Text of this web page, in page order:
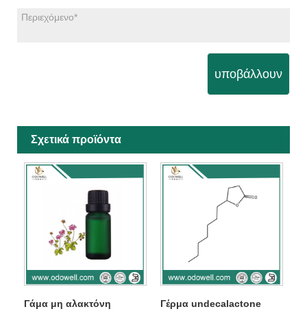
υποβάλλουν
Σχετικά προϊόντα
Γάμα μη αλακτόνη Γέρμα undecalactone